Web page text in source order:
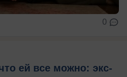
0
ей все можно: экс-